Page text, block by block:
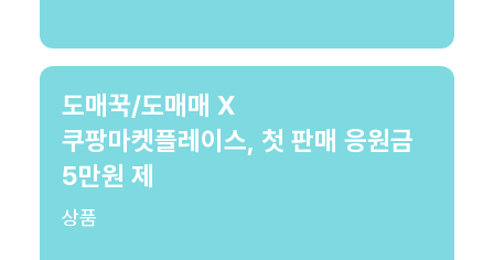
도매꾹/도매매 X
쿠팡마켓플레이스, 첫 판매 응원금
5만원 제
상품